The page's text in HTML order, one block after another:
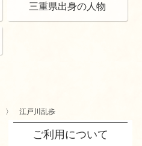
三重県出身の人物
江戸川乱歩
ご利用について